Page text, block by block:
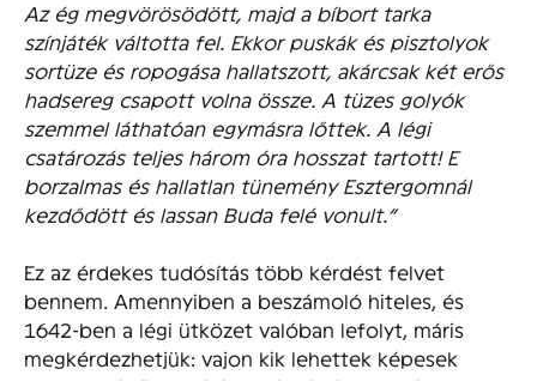
Az ég megvörösödött, majd a bíbort tarka
színjáték váltotta fel. Ekkor puskák és pisztolyok
sortüze és ropogása hallatszott, akárcsak két erős
hadsereg csapott volna össze. A tüzes golyók
szemmel láthatóan egymásra lőttek. A légi
csatározás teljes három óra hosszat tartott! E
borzalmas és hallatlan tünemény Esztergomnál
kezdődött és lassan Buda felé vonult.”
Ez az érdekes tudósítás több kérdést felvet
bennem. Amennyiben a beszámoló hiteles, és
1642-ben a légi ütközet valóban lefolyt, máris
megkérdezhetjük: vajon kik lehettek képesek